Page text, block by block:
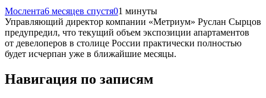
Мослента6 месяцев спустя01 минуты
Управляющий директор компании «Метриум» Руслан Сырцов
предупредил, что текущий объем экспозиции апартаментов
от девелоперов в столице России практически полностью
будет исчерпан уже в ближайшие месяцы.
Навигация по записям